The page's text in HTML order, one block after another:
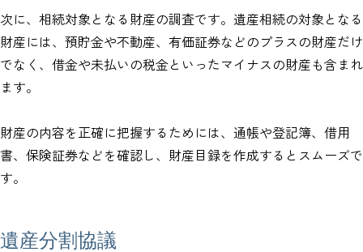
次に、相続対象となる財産の調査です。遺産相続の対象となる
財産には、預貯金や不動産、有価証券などのプラスの財産だけ
でなく、借金や未払いの税金といったマイナスの財産も含まれ
ます。
財産の内容を正確に把握するためには、通帳や登記簿、借用
書、保険証券などを確認し、財産目録を作成するとスムーズで
す。
遺産分割協議